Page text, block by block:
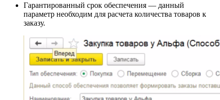
Гарантированный срок обеспечения — данный
параметр необходим для расчета количества товаров к
заказу.